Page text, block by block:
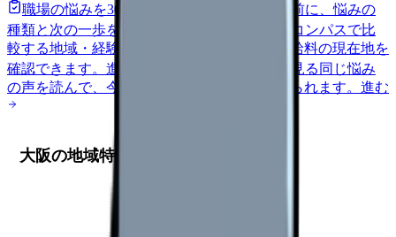
職場の悩みを30秒で診断
辞めるべきか迷う前に、悩みの
種類と次の一歩を整理します。
給料コンパスで比
較する地域・経験年数・施設形態から、今の給料の現在地を
確認できます。 進む 匿名掲示板で本音を見る 同じ悩み
の声を読んで、今の職場だけの問題か確かめられます。 進む
大阪の地域特性と訪問診療の現状